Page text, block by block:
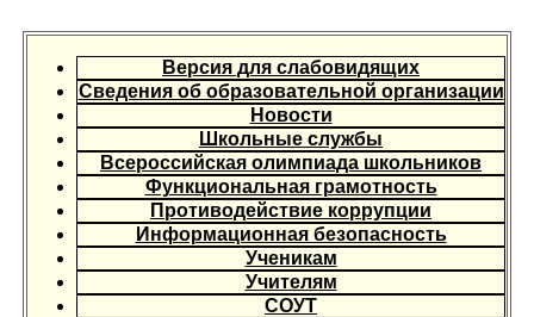
Версия для слабовидящих
Сведения об образовательной организации
Новости
Школьные службы
Всероссийская олимпиада школьников
Функциональная грамотность
Противодействие коррупции
Информационная безопасность
Ученикам
Учителям
СОУТ